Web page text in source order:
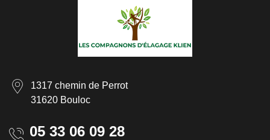
1317 chemin de Perrot
31620 Bouloc
05 33 06 09 28